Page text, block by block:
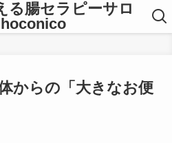
る腸セラピーサロ
からの「大きなお便